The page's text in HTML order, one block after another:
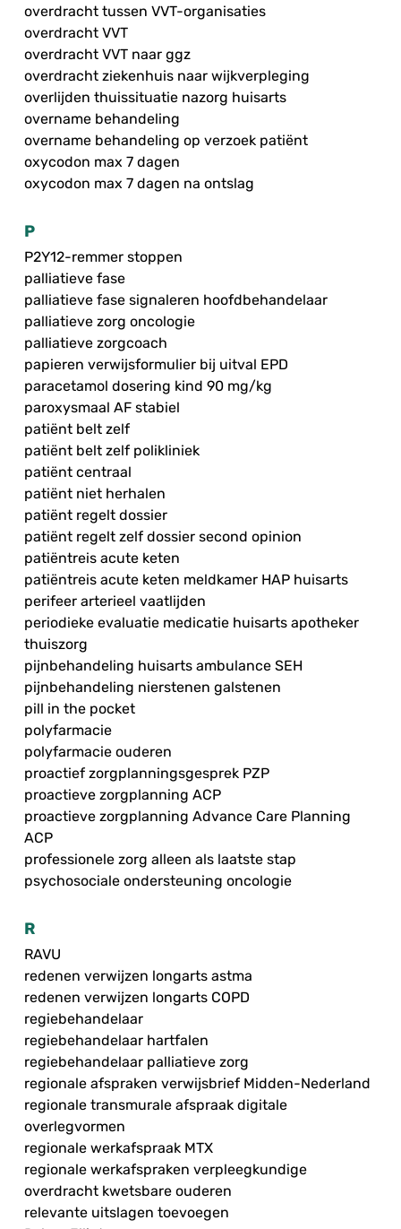
overdracht tussen VVT-organisaties
overdracht VVT
overdracht VVT naar ggz
overdracht ziekenhuis naar wijkverpleging
overlijden thuissituatie nazorg huisarts
overname behandeling
overname behandeling op verzoek patiënt
oxycodon max 7 dagen
oxycodon max 7 dagen na ontslag
P
P2Y12-remmer stoppen
palliatieve fase
palliatieve fase signaleren hoofdbehandelaar
palliatieve zorg oncologie
palliatieve zorgcoach
papieren verwijsformulier bij uitval EPD
paracetamol dosering kind 90 mg/kg
paroxysmaal AF stabiel
patiënt belt zelf
patiënt belt zelf polikliniek
patiënt centraal
patiënt niet herhalen
patiënt regelt dossier
patiënt regelt zelf dossier second opinion
patiëntreis acute keten
patiëntreis acute keten meldkamer HAP huisarts
perifeer arterieel vaatlijden
periodieke evaluatie medicatie huisarts apotheker
thuiszorg
pijnbehandeling huisarts ambulance SEH
pijnbehandeling nierstenen galstenen
pill in the pocket
polyfarmacie
polyfarmacie ouderen
proactief zorgplanningsgesprek PZP
proactieve zorgplanning ACP
proactieve zorgplanning Advance Care Planning
ACP
professionele zorg alleen als laatste stap
psychosociale ondersteuning oncologie
R
RAVU
redenen verwijzen longarts astma
redenen verwijzen longarts COPD
regiebehandelaar
regiebehandelaar hartfalen
regiebehandelaar palliatieve zorg
regionale afspraken verwijsbrief Midden-Nederland
regionale transmurale afspraak digitale
overlegvormen
regionale werkafspraak MTX
regionale werkafspraken verpleegkundige
overdracht kwetsbare ouderen
relevante uitslagen toevoegen